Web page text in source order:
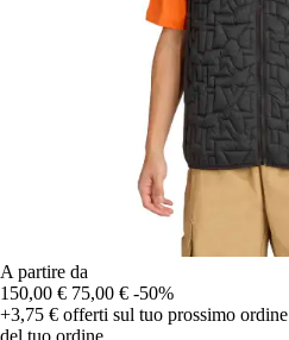
A partire da
150,00 € 75,00 € -50%
+3,75 € offerti sul tuo prossimo ordine
del tuo ordine